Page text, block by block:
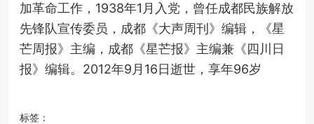
加革命工作，1938年1月入党，曾任成都民族解放
先锋队宣传委员，成都《大声周刊》编辑，《星
芒周报》主编，成都《星芒报》主编兼《四川日
报》编辑。2012年9月16日逝世，享年96岁
标签：